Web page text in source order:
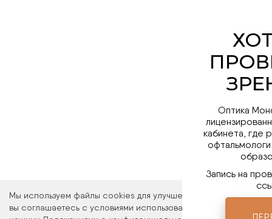
Мы используем файлы cookies для улучшения работы сайта.
вы соглашаетесь с условиями использования файлов cookies.
Оптика
кабинета, где
Запись на